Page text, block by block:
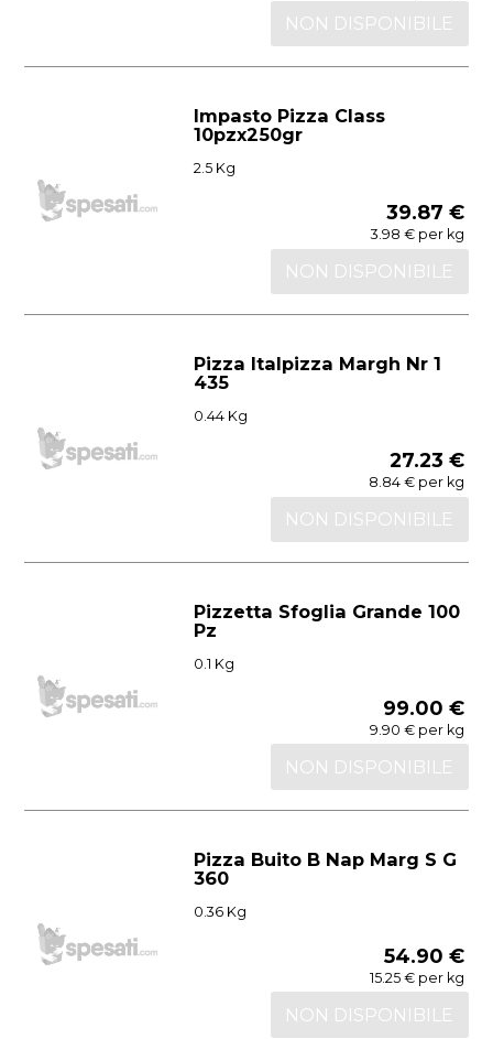
NON DISPONIBILE
Impasto Pizza Class
10pzx250gr
2.5 Kg
39.87 €
3.98 € per kg
NON DISPONIBILE
Pizza Italpizza Margh Nr 1
435
0.44 Kg
27.23 €
8.84 € per kg
NON DISPONIBILE
Pizzetta Sfoglia Grande 100
Pz
0.1 Kg
99.00 €
9.90 € per kg
NON DISPONIBILE
Pizza Buito B Nap Marg S G
360
0.36 Kg
54.90 €
15.25 € per kg
NON DISPONIBILE